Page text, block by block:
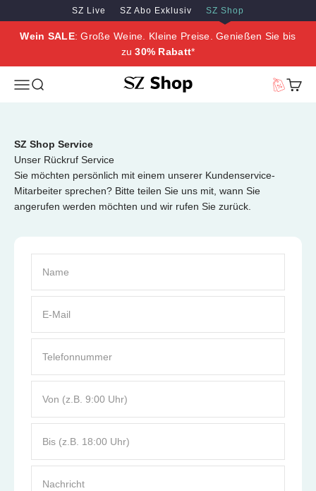
Zum Inhalt springen
Zum Hauptinhalt springen
SZ Live SZ Abo Exklusiv SZ Shop
Wein SALE: Große Weine. Kleine Preise. Genießen Sie bis
zu30% Rabatt*
MenüSuche SZ Erleben
SZ Shop Service
Unser Rückruf Service
Sie möchten persönlich mit einem unserer Kundenservice-
Mitarbeiter sprechen? Bitte teilen Sie uns mit, wann Sie
angerufen werden möchten und wir rufen Sie zurück.
Name
E-Mail
Telefonnummer
Von (z.B. 9:00 Uhr)
Bis (z.B. 18:00 Uhr)
Nachricht